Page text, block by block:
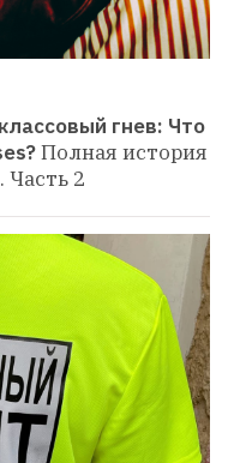
гнев: Что
Полная история
2